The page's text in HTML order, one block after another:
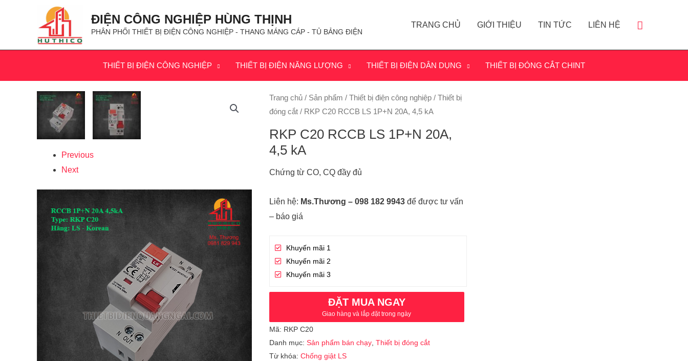
ĐIỆN CÔNG NGHIỆP HÙNG THỊNH
PHÂN PHỐI THIẾT BỊ ĐIỆN CÔNG NGHIỆP - THANG MÁNG CÁP - TỦ BẢNG ĐIỆN
TRANG CHỦ GIỚI THIỆU TIN TỨC LIÊN HỆ
THIẾT BỊ ĐIỆN CÔNG NGHIỆP THIẾT BỊ ĐIỆN NĂNG LƯỢNG THIẾT BỊ ĐIỆN DÂN DỤNG THIẾT BỊ ĐÓNG CẮT CHINT
Previous
Next
Trang chủ/ Sản phẩm / Thiết bị điện công nghiệp/ Thiết bị
đóng cắt/ RKP C20 RCCB LS 1P+N 20A, 4,5 kA
RKP C20 RCCB LS 1P+N 20A,
4,5 kA
Chứng từ CO, CQ đầy đủ
Liên hệ: Ms.Thương – 098 182 9943 để được tư vấn
– báo giá
Khuyến mãi 1
Khuyến mãi 2
Khuyến mãi 3
ĐẶT MUA NGAY
Giao hàng và lắp đặt trong ngày
Mã: RKP C20
Danh mục: Sản phẩm bán chạy, Thiết bị đóng cắt
Từ khóa: Chống giật LS